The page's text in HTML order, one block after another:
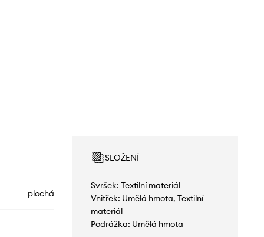
plochá
SLOŽENÍ
Svršek: Textilní materiál
Vnitřek: Umělá hmota, Textilní
materiál
Podrážka: Umělá hmota